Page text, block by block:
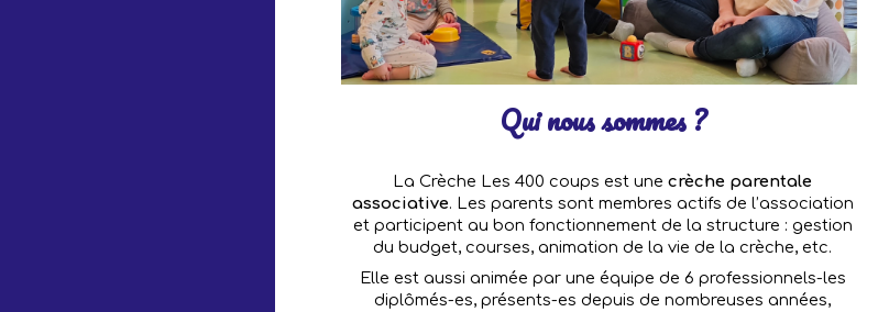
Qui nous sommes ?
La Crèche Les 400 coups est une crèche parentale
associative. Les parents sont membres actifs de l’association
et participent au bon fonctionnement de la structure : gestion
du budget, courses, animation de la vie de la crèche, etc.
Elle est aussi animée par une équipe de 6 professionnels-les
diplômés-es, présents-es depuis de nombreuses années,